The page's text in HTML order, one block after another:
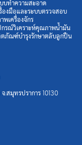
บทำความสะอาด
องมือและระบบตรวจสอบ
พเครื่องจักร
รณ์วิเคราะห์คุณภาพน้ำมัน
ตภัณฑ์บำรุงรักษาตลับลูกปืน
.สมุทรปราการ 10130